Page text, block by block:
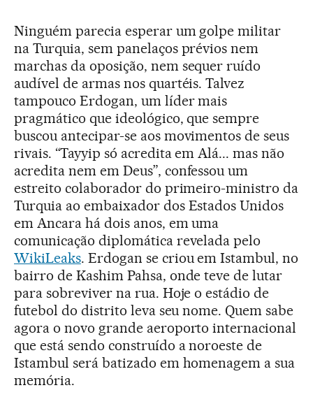
Ninguém parecia esperar um golpe militar
na Turquia, sem panelaços prévios nem
marchas da oposição, nem sequer ruído
audível de armas nos quartéis. Talvez
tampouco Erdogan, um líder mais
pragmático que ideológico, que sempre
buscou antecipar-se aos movimentos de seus
rivais. “Tayyip só acredita em Alá... mas não
acredita nem em Deus”, confessou um
estreito colaborador do primeiro-ministro da
Turquia ao embaixador dos Estados Unidos
em Ancara há dois anos, em uma
comunicação diplomática revelada pelo
WikiLeaks. Erdogan se criou em Istambul, no
bairro de Kashim Pahsa, onde teve de lutar
para sobreviver na rua. Hoje o estádio de
futebol do distrito leva seu nome. Quem sabe
agora o novo grande aeroporto internacional
que está sendo construído a noroeste de
Istambul será batizado em homenagem a sua
memória.